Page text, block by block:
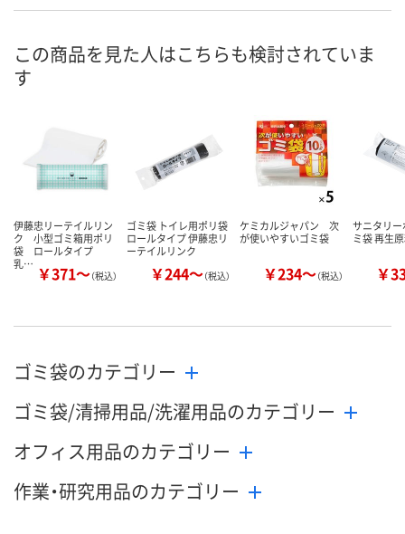
8月7日（金）
カゴへ
この商品を見た人はこちらも検討されていま
す
伊藤忠リーテイルリン
ク 小型ゴミ箱用ポリ
袋 ロールタイプ
乳… ￥371～（税込）
ゴミ袋 トイレ用ポリ袋
ロールタイプ 伊藤忠リ
ーテイルリンク
￥244～（税込）
ケミカルジャパン 次
が使いやすいゴミ袋
￥234～（税込）
サニタリー
ミ袋 再生
￥
ゴミ袋のカテゴリー
ゴミ袋/清掃用品/洗濯用品のカテゴリー
オフィス用品のカテゴリー
作業・研究用品のカテゴリー